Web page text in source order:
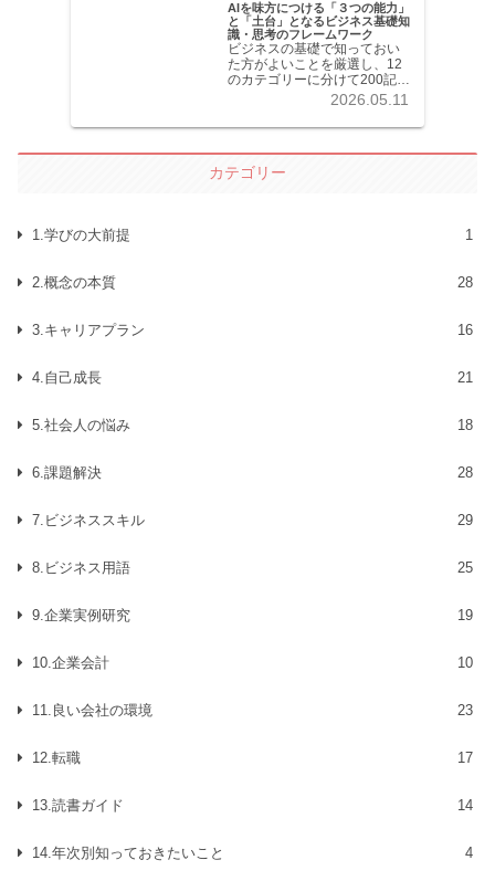
AIを味方につける「３つの能力」
と「土台」となるビジネス基礎知
識・思考のフレームワーク
ビジネスの基礎で知っておい
た方がよいことを厳選し、12
のカテゴリーに分けて200記事
以上を掲載しています。各記
ます。
2026.05.11
カテゴリー
1.学びの大前提 1
2.概念の本質 28
3.キャリアプラン 16
4.自己成長 21
5.社会人の悩み 18
6.課題解決 28
7.ビジネススキル 29
8.ビジネス用語 25
9.企業実例研究 19
10.企業会計 10
11.良い会社の環境 23
12.転職 17
13.読書ガイド 14
14.年次別知っておきたいこと 4